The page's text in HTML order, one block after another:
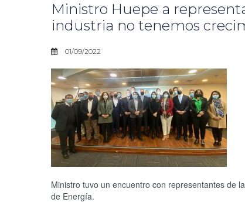
Ministro Huepe a
industria no tenemos
01/09/2022
Ministro tuvo un encuentro con representantes de
de Energía.